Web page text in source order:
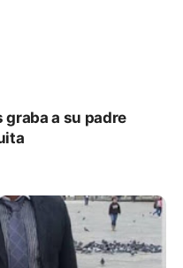
graba a su padre